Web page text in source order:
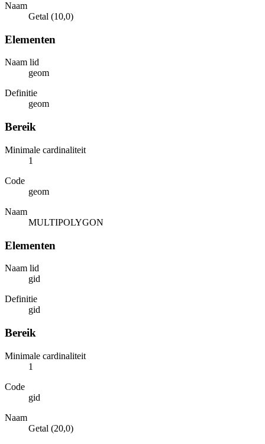
Naam
Getal (10,0)
Elementen
Naam lid
geom
Definitie
geom
Bereik
Minimale cardinaliteit
1
Code
geom
Naam
MULTIPOLYGON
Elementen
Naam lid
gid
Definitie
gid
Bereik
Minimale cardinaliteit
1
Code
gid
Naam
Getal (20,0)